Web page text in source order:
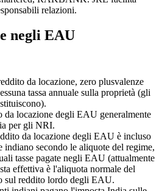
relazioni.
negli EAU
da locazione, zero plusvalenze
tassa annuale sulla proprietà (gli
da locazione degli EAU generalmente
per gli NRI.
da locazione degli EAU è incluso
secondo le aliquote del regime,
tasse pagate negli EAU (attualmente
effettiva è l'aliquota normale del
sul reddito lordo degli EAU.